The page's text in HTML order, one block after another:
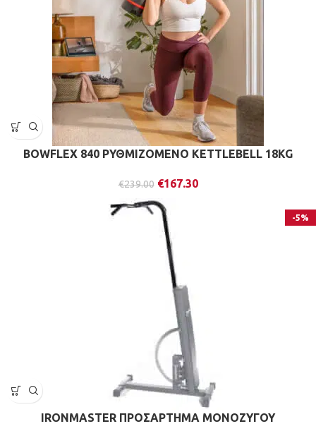
BOWFLEX 840 ΡΥΘΜΙΖΟΜΕΝΟ KETTLEBELL 18KG
€239.00 €167.30
-5%
IRONMASTER ΠΡΟΣΑΡΤΗΜΑ ΜΟΝΟΖΥΓΟΥ